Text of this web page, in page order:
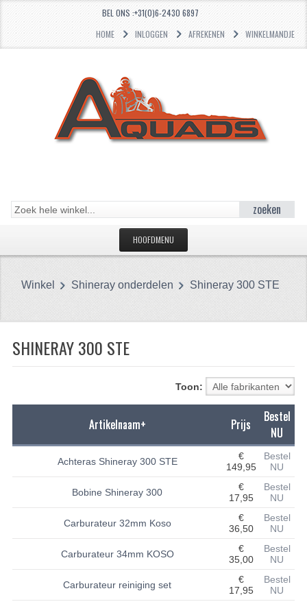
BEL ONS :+31(0)6-2430 6897
HOME
INLOGGEN AFREKENEN WINKELMANDJE
zoeken
HOOFDMENU
CFMOTO 500-5
CFMOTO 500-A/2A / GOES 520
BRANDSTOF SYSTEEM
PLASTIC PARTS
VERLICHTING
ONDERDELEN 50CC TOT 125CC
UNIVERSELE QUAD ONDERDELEN
BASHAN ONDERDELEN
Winkel Shineray onderdelen Shineray 300 STE
SHINERAY 300 STE
Toon:
Artikelnaam+ Prijs
Bestel
NU
Achteras Shineray 300 STE
€
149,95
Bestel
NU
Bobine Shineray 300
€
17,95
Bestel
NU
Carburateur 32mm Koso
€
36,50
Bestel
NU
Carburateur 34mm KOSO
€
35,00
Bestel
NU
Carburateur reiniging set
€
17,95
Bestel
NU